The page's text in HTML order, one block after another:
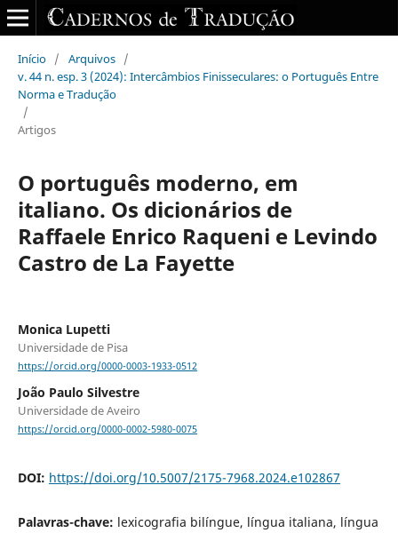
Início / Arquivos /
v. 44 n. esp. 3 (2024): Intercâmbios Finisseculares: o Português Entre
Norma e Tradução
/
Artigos
O português moderno, em
italiano. Os dicionários de
Raffaele Enrico Raqueni e Levindo
Castro de La Fayette
Monica Lupetti
Universidade de Pisa
https://orcid.org/0000-0003-1933-0512
João Paulo Silvestre
Universidade de Aveiro
https://orcid.org/0000-0002-5980-0075
DOI: https://doi.org/10.5007/2175-7968.2024.e102867
Palavras-chave: lexicografia bilíngue, língua italiana, língua